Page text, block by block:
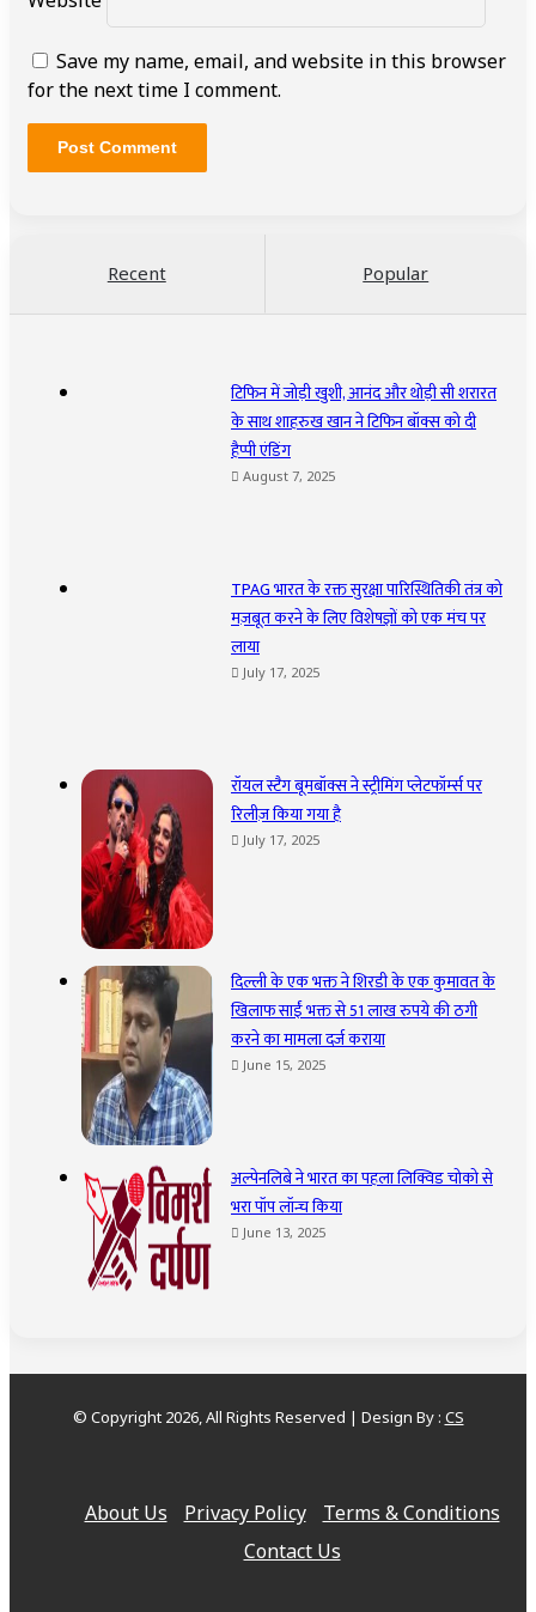
Save my name, email, and website in this browser
for the next time I comment.
Recent Popular
टिफिन में जोड़ी खुशी, आनंद और थोड़ी सी शरारत
के साथ शाहरुख खान ने टिफिन बॉक्स को दी
हैप्पी एंडिंग
August 7, 2025
TPAG भारत के रक्त सुरक्षा पारिस्थितिकी तंत्र को
मज़बूत करने के लिए विशेषज्ञों को एक मंच पर
लाया
July 17, 2025
रॉयल स्टैग बूमबॉक्स ने स्ट्रीमिंग प्लेटफॉर्म्स पर
रिलीज़ किया गया है
July 17, 2025
दिल्ली के एक भक्त ने शिरडी के एक कुमावत के
खिलाफ साईं भक्त से 51 लाख रुपये की ठगी
करने का मामला दर्ज कराया
June 15, 2025
अल्पेनलिबे ने भारत का पहला लिक्विड चोको से
भरा पॉप लॉन्च किया
June 13, 2025
© Copyright 2026, All Rights Reserved | Design By : CS
About Us Privacy Policy
Terms & Conditions
Contact Us